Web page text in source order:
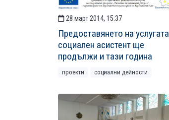
28 март 2014, 15:37
Предоставянето на услугата
социален асистент ще
продължи и тази година
проекти социални дейности